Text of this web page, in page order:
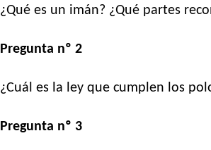
¿Qué es un imán? ¿Qué partes
Pregunta nº 2
¿Cuál es la ley que cumplen los
Pregunta nº 3